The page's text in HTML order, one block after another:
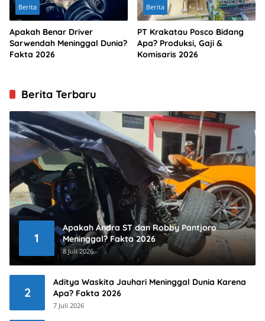
Berita
Apakah Benar Driver
Sarwendah Meninggal Dunia?
Fakta 2026
Berita
PT Krakatau Posco Bidang
Apa? Produksi, Gaji &
Komisaris 2026
Berita Terbaru
1
Apakah Andra ST dan Robby Pantjoro
Meninggal? Fakta 2026
8 Juli 2026
2
Aditya Waskita Jauhari Meninggal Dunia Karena
Apa? Fakta 2026
7 Juli 2026